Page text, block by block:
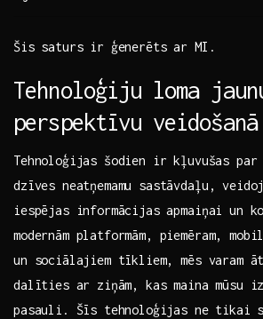
Šis saturs ir ģenerēts ar MI.
Tehnoloģiju ⁣loma
perspektīvu ⁢veidošanā
Tehnoloģijas šodien ir kļuvušas par
‌dzīves neatņemamu sastāvdaļu,
iespējas informācijas apmaiņai un
modernām platformām, piemēram,
un sociālajiem tīkliem, mēs varam
dalīties ar ziņām, kas maina mūsu
‌pasauli. Šīs tehnoloģijas ⁢ne ‍tikai